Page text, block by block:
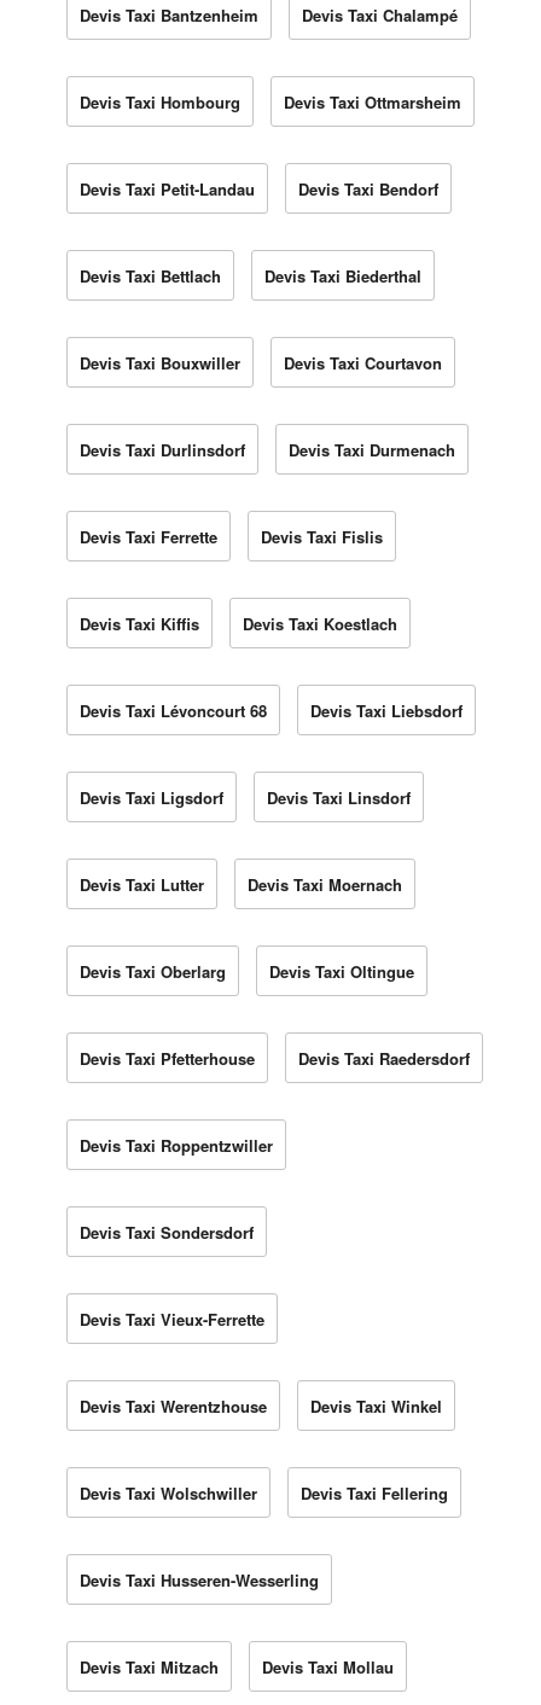
Devis Taxi Bantzenheim Devis Taxi Chalampé
Devis Taxi Hombourg Devis Taxi Ottmarsheim
Devis Taxi Petit-Landau Devis Taxi Bendorf
Devis Taxi Bettlach Devis Taxi Biederthal
Devis Taxi Bouxwiller Devis Taxi Courtavon
Devis Taxi Durlinsdorf Devis Taxi Durmenach
Devis Taxi Ferrette Devis Taxi Fislis
Devis Taxi Kiffis Devis Taxi Koestlach
Devis Taxi Lévoncourt 68 Devis Taxi Liebsdorf
Devis Taxi Ligsdorf Devis Taxi Linsdorf
Devis Taxi Lutter Devis Taxi Moernach
Devis Taxi Oberlarg Devis Taxi Oltingue
Devis Taxi Pfetterhouse Devis Taxi Raedersdorf
Devis Taxi Roppentzwiller
Devis Taxi Sondersdorf
Devis Taxi Vieux-Ferrette
Devis Taxi Werentzhouse Devis Taxi Winkel
Devis Taxi Wolschwiller Devis Taxi Fellering
Devis Taxi Husseren-Wesserling
Devis Taxi Mitzach Devis Taxi Mollau